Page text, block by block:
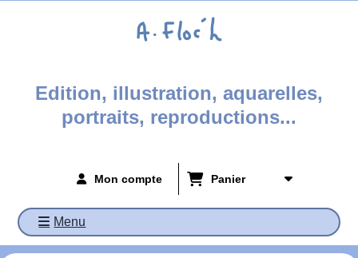
Edition, illustration, aquarelles,
portraits, reproductions...
Mon compte Panier
Menu